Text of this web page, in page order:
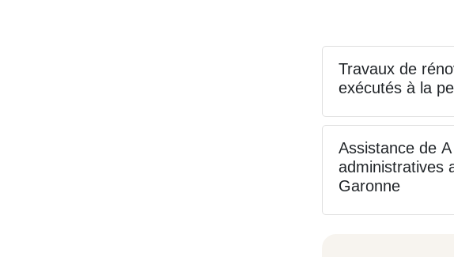
Travaux de
exécutés à la
Assistance de
administratives
Garonne